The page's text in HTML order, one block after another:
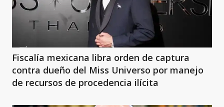
Fiscalía mexicana libra orden de captura
contra dueño del Miss Universo por manejo
de recursos de procedencia ilícita